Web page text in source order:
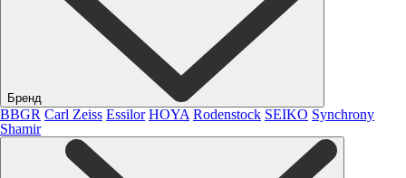
Бренд
BBGR Carl Zeiss Essilor HOYA Rodenstock SEIKO Synchrony
Shamir